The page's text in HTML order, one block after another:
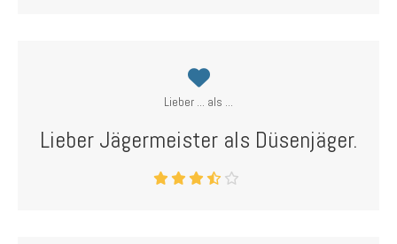
Lieber ... als ...
Lieber Jägermeister als Düsenjäger.